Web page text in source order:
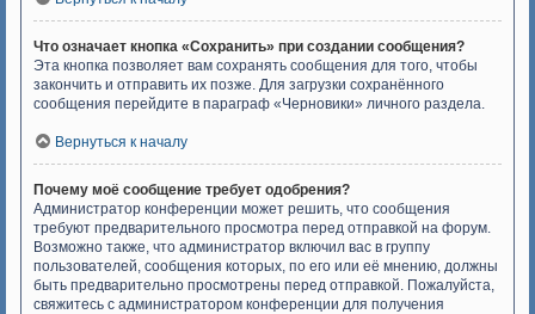
Что означает кнопка «Сохранить» при создании сообщения?
Эта кнопка позволяет вам сохранять сообщения для того, чтобы
закончить и отправить их позже. Для загрузки сохранённого
сообщения перейдите в параграф «Черновики» личного раздела.
Вернуться к началу
Почему моё сообщение требует одобрения?
Администратор конференции может решить, что сообщения
требуют предварительного просмотра перед отправкой на форум.
Возможно также, что администратор включил вас в группу
пользователей, сообщения которых, по его или её мнению, должны
быть предварительно просмотрены перед отправкой. Пожалуйста,
свяжитесь с администратором конференции для получения